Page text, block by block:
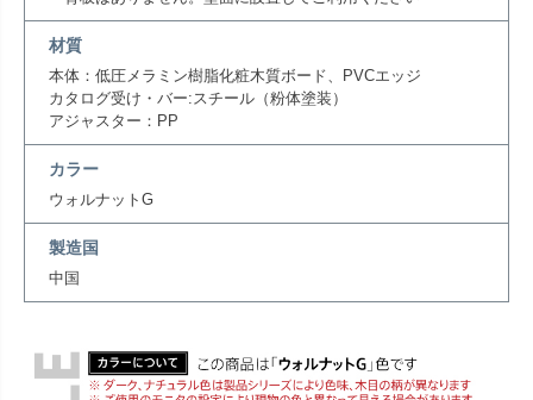
材質
本体：低圧メラミン樹脂化粧木質ボード、PVCエッジ
カタログ受け・バー:スチール（粉体塗装）
アジャスター：PP
カラー
ウォルナットG
製造国
中国